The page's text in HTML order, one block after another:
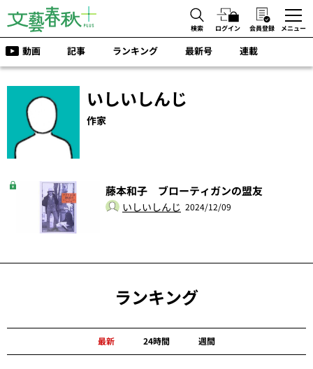
検索 ログイン 会員登録 メニュー
動画 記事 ランキング 最新号 連載
いしいしんじ
作家
藤本和子 ブローティガンの盟友
いしいしんじ 2024/12/09
ランキング
最新 24時間 週間